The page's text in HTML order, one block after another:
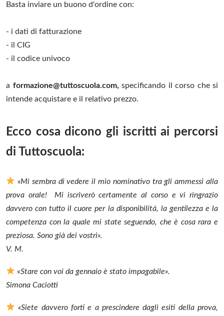
Basta inviare un buono d'ordine con:
- i dati di fatturazione
- il CIG
- il codice univoco
a formazione@tuttoscuola.com, specificando il corso che si
intende acquistare e il relativo prezzo.
Ecco cosa dicono gli iscritti ai percorsi
di Tuttoscuola:
«Mi sembra di vedere il mio nominativo tra gli ammessi alla
prova orale! Mi iscriverò certamente al corso e vi ringrazio
davvero con tutto il cuore per la disponibilità, la gentilezza e la
competenza con la quale mi state seguendo, che è cosa rara e
preziosa. Sono già dei vostri».
V. M.
«Stare con voi da gennaio è stato impagabile».
Simona Caciotti
«Siete davvero forti e a prescindere dagli esiti della prova,